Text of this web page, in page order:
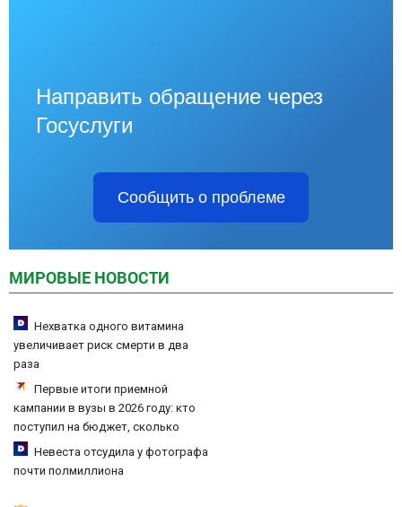
Направить обращение через
Госуслуги
Сообщить о проблеме
МИРОВЫЕ НОВОСТИ
Нехватка одного витамина
увеличивает риск смерти в два
раза
Первые итоги приемной
кампании в вузы в 2026 году: кто
поступил на бюджет, сколько
олимпиадников, результаты,
Невеста отсудила у фотографа
почти полмиллиона